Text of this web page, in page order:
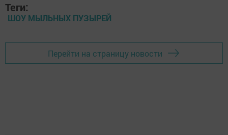
Теги:
ШОУ МЫЛЬНЫХ ПУЗЫРЕЙ
Перейти на страницу новости